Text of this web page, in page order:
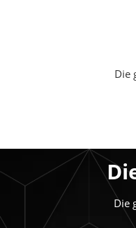
Die
Die